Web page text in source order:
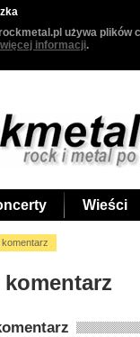
używa plików
więcej informacji.
Wieści
komentarz
komentarz